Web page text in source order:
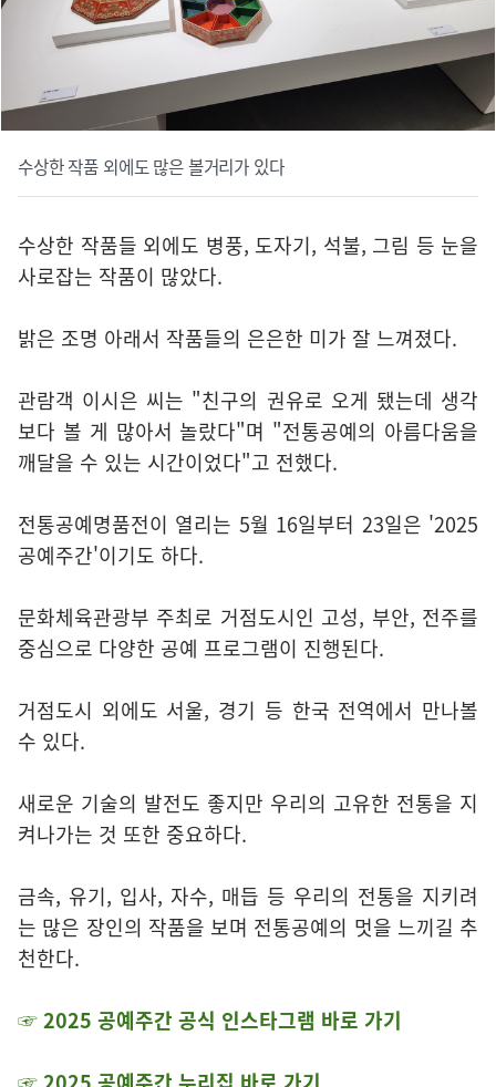
수상한 작품 외에도 많은 볼거리가 있다
수상한 작품들 외에도 병풍, 도자기, 석불, 그림 등 눈을
사로잡는 작품이 많았다.
밝은 조명 아래서 작품들의 은은한 미가 잘 느껴졌다.
관람객 이시은 씨는 "친구의 권유로 오게 됐는데 생각
보다 볼 게 많아서 놀랐다"며 "전통공예의 아름다움을
깨달을 수 있는 시간이었다"고 전했다.
전통공예명품전이 열리는 5월 16일부터 23일은 '2025
공예주간'이기도 하다.
문화체육관광부 주최로 거점도시인 고성, 부안, 전주를
중심으로 다양한 공예 프로그램이 진행된다.
거점도시 외에도 서울, 경기 등 한국 전역에서 만나볼
수 있다.
새로운 기술의 발전도 좋지만 우리의 고유한 전통을 지
켜나가는 것 또한 중요하다.
금속, 유기, 입사, 자수, 매듭 등 우리의 전통을 지키려
는 많은 장인의 작품을 보며 전통공예의 멋을 느끼길 추
천한다.
☞ 2025 공예주간 공식 인스타그램 바로 가기